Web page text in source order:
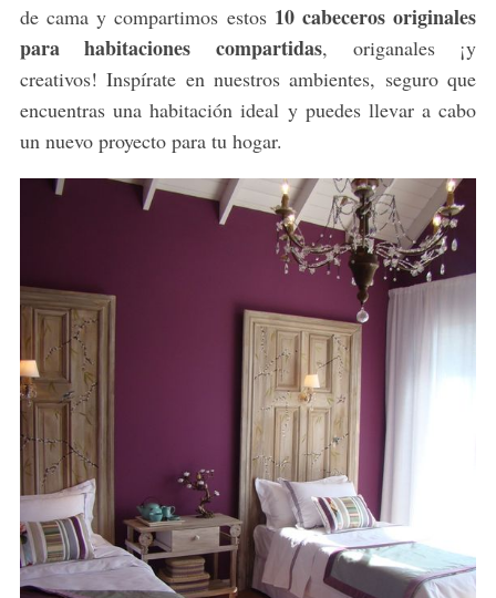
de cama y compartimos estos 10 cabeceros originales
para habitaciones compartidas, origanales ¡y
creativos! Inspírate en nuestros ambientes, seguro que
encuentras una habitación ideal y puedes llevar a cabo
un nuevo proyecto para tu hogar.